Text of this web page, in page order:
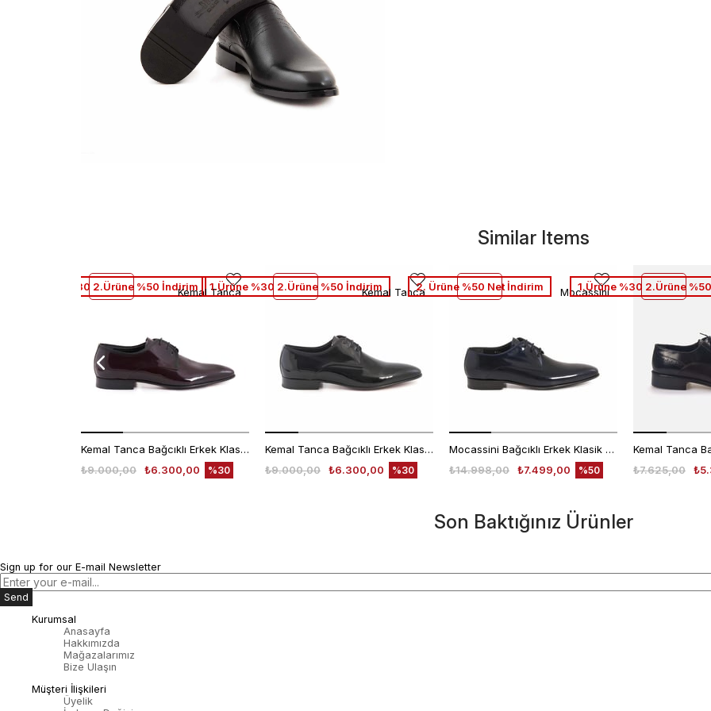
Similar Items
Kemal Tanca Bağcıklı Erkek Klasik Ayakkabı 700
₺6.300,00
₺9.000,00 %30
1.Ürüne %30 2.Ürüne %50 İndirimKemal Tanca
Kemal Tanca Bağcıklı Erkek Klasik Ayakkabı 700
₺6.300,00
₺9.000,00 %30
1.Ürüne %30 2.Ürüne %50 İndirimKemal Tanca
Mocassini Bağcıklı Erkek Klasik Ayakkabı 4625
₺7.499,00
₺14.998,00 %50
2. Ürüne %50 Net İndirim Mocassini
₺7.625,00
1.Ürüne %30 2.Ürüne
Son Baktığınız Ürünler
Sign up for our E-mail Newsletter
Send
Kurumsal
Anasayfa
Hakkımızda
Mağazalarımız
Bize Ulaşın
Müşteri İlişkileri
Üyelik